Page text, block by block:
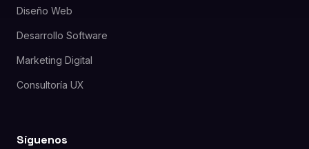
Diseño Web
Desarrollo Software
Marketing Digital
Consultoría UX
Síguenos